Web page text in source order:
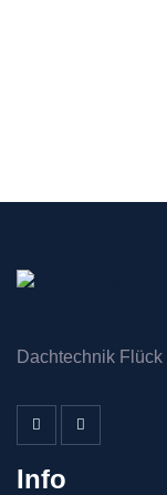
Dachtechnik
Info